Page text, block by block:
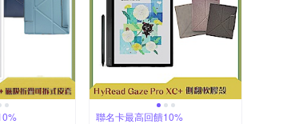
聯名卡最高回饋10%